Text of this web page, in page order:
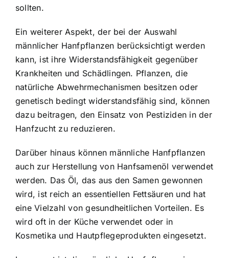
sollten.
Ein weiterer Aspekt, der bei der Auswahl
männlicher Hanfpflanzen berücksichtigt werden
kann, ist ihre Widerstandsfähigkeit gegenüber
Krankheiten und Schädlingen. Pflanzen, die
natürliche Abwehrmechanismen besitzen oder
genetisch bedingt widerstandsfähig sind, können
dazu beitragen, den Einsatz von Pestiziden in der
Hanfzucht zu reduzieren.
Darüber hinaus können männliche Hanfpflanzen
auch zur Herstellung von Hanfsamenöl verwendet
werden. Das Öl, das aus den Samen gewonnen
wird, ist reich an essentiellen Fettsäuren und hat
eine Vielzahl von gesundheitlichen Vorteilen. Es
wird oft in der Küche verwendet oder in
Kosmetika und Hautpflegeprodukten eingesetzt.